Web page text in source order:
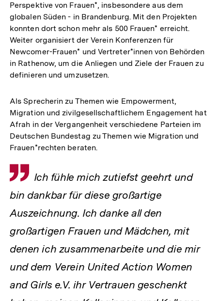
Perspektive von Frauen*, insbesondere aus dem
globalen Süden - in Brandenburg. Mit den Projekten
konnten dort schon mehr als 500 Frauen* erreicht.
Weiter organisiert der Verein Konferenzen für
Newcomer-Frauen* und Vertreter*innen von Behörden
in Rathenow, um die Anliegen und Ziele der Frauen zu
definieren und umzusetzen.
Als Sprecherin zu Themen wie Empowerment,
Migration und zivilgesellschaftlichem Engagement hat
Afrah in der Vergangenheit verschiedene Parteien im
Deutschen Bundestag zu Themen wie Migration und
Frauen*rechten beraten.
Zitat
Ich fühle mich zutiefst geehrt und
bin dankbar für diese großartige
Auszeichnung. Ich danke all den
großartigen Frauen und Mädchen, mit
denen ich zusammenarbeite und die mir
und dem Verein United Action Women
and Girls e.V. ihr Vertrauen geschenkt